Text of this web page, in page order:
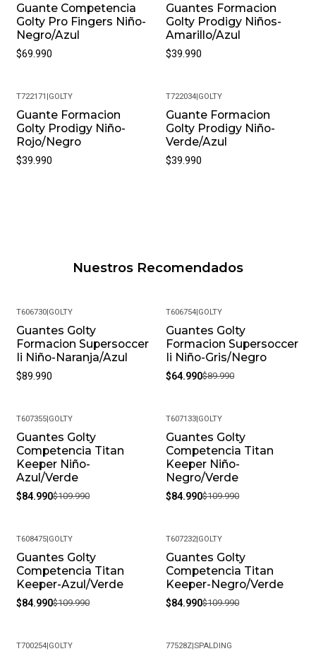
Guante Competencia
Golty Pro Fingers Niño-
Negro/Azul
$69.990
Guantes Formacion
Golty Prodigy Niños-
Amarillo/Azul
$39.990
T722171 |GOLTY
Guante Formacion
Golty Prodigy Niño-
Rojo/Negro
$39.990
T722034|GOLTY
Guante Formacion
Golty Prodigy Niño-
Verde/Azul
$39.990
Nuestros Recomendados
T606730| GOLTY
Guantes Golty
Formacion Supersoccer
Ii Niño-Naranja/Azul
$89.990
-28%
T606754 GOLTY
Guantes Golty
Formacion Supersoccer
Ii Niño-Gris/Negro
$64.990$89.990
-23%
T607355| GOLTY
Guantes Golty
Competencia Titan
Keeper Niño-
Azul/Verde
$84.990$109.990
-23%
T607133 GOLTY
Guantes Golty
Competencia Titan
Keeper Niño-
Negro/Verde
$84.990$109.990
-23%
T608475| GOLTY
Guantes Golty
Competencia Titan
Keeper-Azul/Verde
$84.990$109.990
-23%
T607232| GOLTY
Guantes Golty
Competencia Titan
Keeper-Negro/Verde
$84.990$109.990
T700254|GOLTY 77528Z|SPALDING